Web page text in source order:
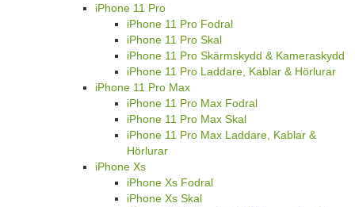
iPhone 11 Pro
iPhone 11 Pro Fodral
iPhone 11 Pro Skal
iPhone 11 Pro Skärmskydd & Kameraskydd
iPhone 11 Pro Laddare, Kablar & Hörlurar
iPhone 11 Pro Max
iPhone 11 Pro Max Fodral
iPhone 11 Pro Max Skal
iPhone 11 Pro Max Laddare, Kablar &
Hörlurar
iPhone Xs
iPhone Xs Fodral
iPhone Xs Skal